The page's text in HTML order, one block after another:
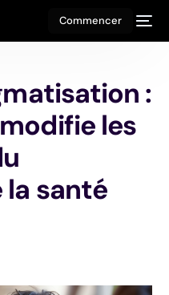
Commencer
:
les
santé